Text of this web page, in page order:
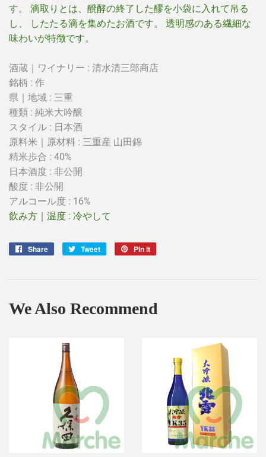
す。 滴取りとは、醗酵の終了した醪を小袋に入れて吊る
し、 したたる滴を集めたお酒です。 透明感のある繊細な
味わいが特徴です。
酒蔵｜ワイナリー : 清水清三郎商店
銘柄 : 作
県｜地域 : 三重
種類 : 純米大吟醸
スタイル : 日本酒
原料米｜原材料 : 三重産 山田錦
精米歩合 : 40%
日本酒度 : 非公開
酸度 : 非公開
アルコール度 : 16%
飲み方｜温度 : 冷やして
Share
Share
Tweet
Tweet
Pin it
We Also Recommend